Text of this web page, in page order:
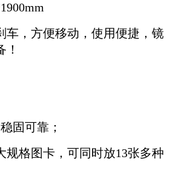
车，方便移动，使用便捷，镜
固可靠；
规格图卡，可同时放13张多种